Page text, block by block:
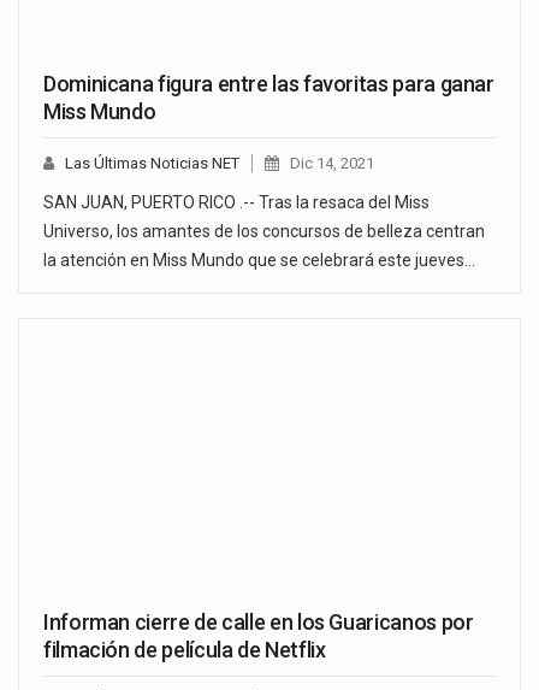
Dominicana figura entre las favoritas para ganar
Miss Mundo
Las Últimas Noticias NET Dic 14, 2021
SAN JUAN, PUERTO RICO .-- Tras la resaca del Miss
Universo, los amantes de los concursos de belleza centran
la atención en Miss Mundo que se celebrará este jueves…
Informan cierre de calle en los Guaricanos por
filmación de película de Netflix